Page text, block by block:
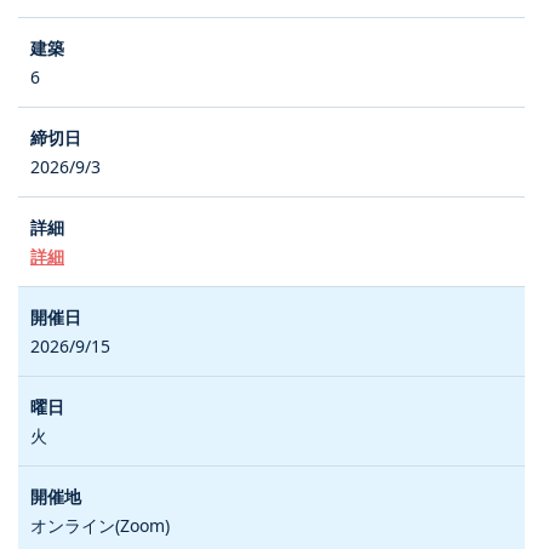
6
2026/9/3
詳細
2026/9/15
火
オンライン(Zoom)